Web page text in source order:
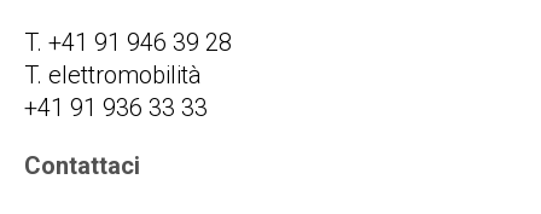
T. +41 91 946 39 28
T. elettromobilità
+41 91 936 33 33
Contattaci